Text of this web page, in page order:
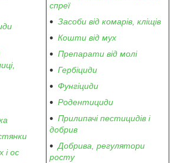
і ос
спреї
Засоби від комарів, кліщів
Кошти від мух
Препарати від молі
Гербіциди
Фунгіциди
Родентициди
Прилипачі пестицидів і
добрив
Добрива, регулятори
росту